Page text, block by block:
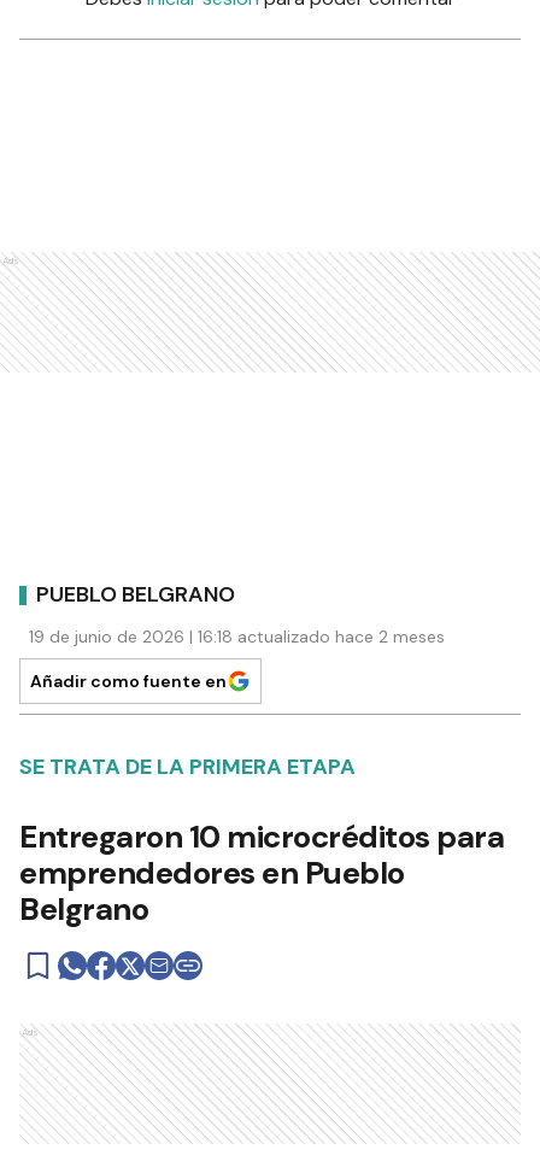
Ads
PUEBLO BELGRANO
19 de junio de 2026 | 16:18 actualizado hace 2 meses
Añadir como fuente en
SE TRATA DE LA PRIMERA ETAPA
Entregaron 10 microcréditos para
emprendedores en Pueblo
Belgrano
Ads